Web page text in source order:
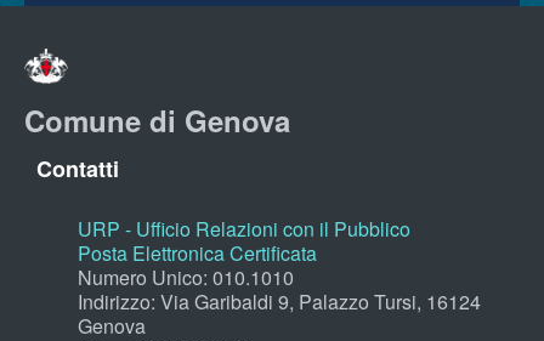
Comune di Genova
Contatti
URP - Ufficio Relazioni con il Pubblico
Posta Elettronica Certificata
Numero Unico: 010.1010
Indirizzo: Via Garibaldi 9, Palazzo Tursi, 16124
Genova